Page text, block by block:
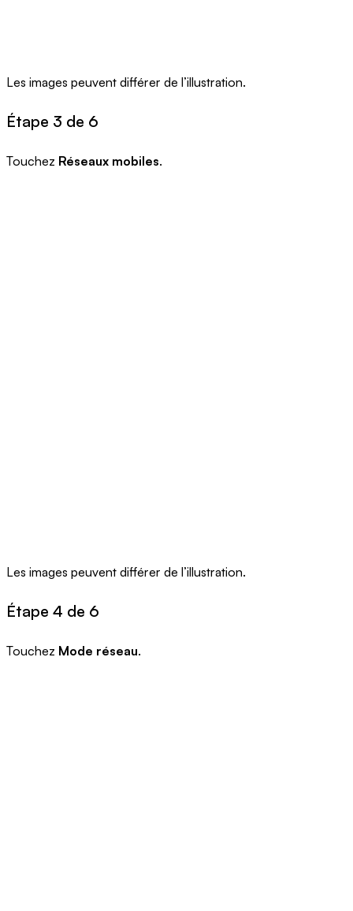
Les images peuvent différer de l’illustration.
Étape 3 de 6
Touchez Réseaux mobiles.
Les images peuvent différer de l’illustration.
Étape 4 de 6
Touchez Mode réseau.